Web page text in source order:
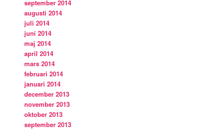
september 2014
augusti 2014
juli 2014
juni 2014
maj 2014
april 2014
mars 2014
februari 2014
januari 2014
december 2013
november 2013
oktober 2013
september 2013